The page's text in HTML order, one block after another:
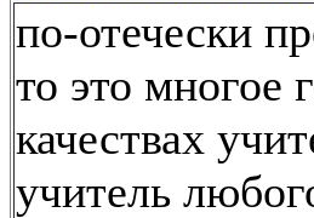
по-отечески
то это многое
качествах
учитель